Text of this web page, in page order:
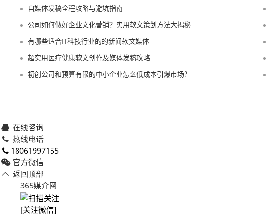
自媒体发稿全程攻略与避坑指南
公司如何做好企业文化营销？实用软文策划方法大揭秘
有哪些适合IT科技行业的的新闻软文媒体
超实用医疗健康软文创作及媒体发稿攻略
初创公司和预算有限的中小企业怎么低成本引爆市场？
在线咨询
热线电话
18061997155
官方微信
返回顶部
365媒介网
[关注微信]